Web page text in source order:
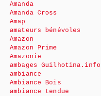
Amanda
Amanda Cross
Amap
amateurs bénévoles
Amazon
Amazon Prime
Amazonie
ambages Guilhotina.info
ambiance
Ambiance Bois
ambiance tendue